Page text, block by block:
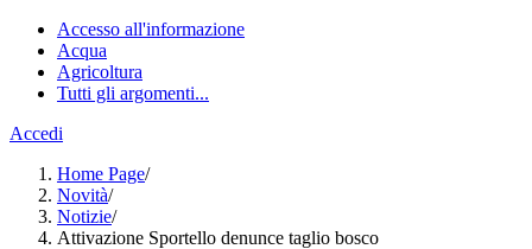
Accesso all'informazione
Acqua
Agricoltura
Tutti gli argomenti...
Accedi
Home Page/
Novità/
Notizie/
Attivazione Sportello denunce taglio bosco